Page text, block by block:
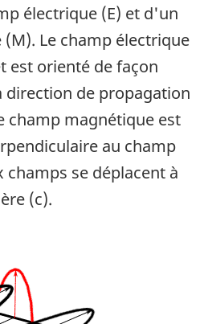
électrique (E) et d'un
Le champ électrique
est orienté de façon
direction de propagation
champ magnétique est
au champ
champs se déplacent à
(c).